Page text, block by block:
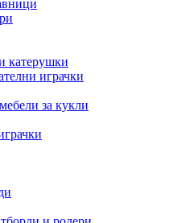
катерушки
играчки
за кукли